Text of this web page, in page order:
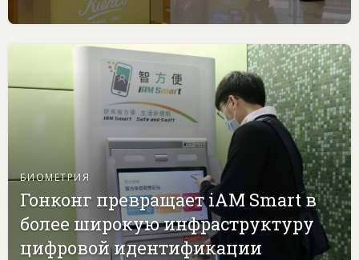
БИОМЕТРИЯ
Гонконг превращает iAM Smart в
более широкую инфраструктуру
цифровой идентификации